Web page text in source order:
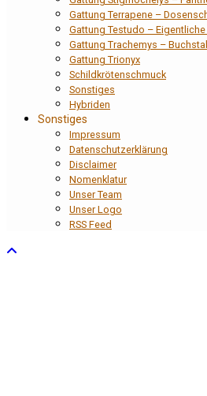
Gattung Terrapene –
Gattung Testudo –
Gattung Trachemys –
Gattung Trionyx
Schildkrötenschmuck
Sonstiges
Hybriden
Sonstiges
Impressum
Datenschutzerklärung
Disclaimer
Nomenklatur
Unser Team
Unser Logo
RSS Feed